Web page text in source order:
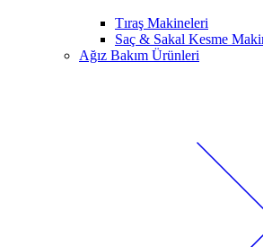
Tıraş Makineleri
Saç & Sakal Kesme
Ağız Bakım Ürünleri